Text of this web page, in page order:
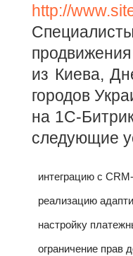
http://
из Киева,
городов
на 1С-
следующие
интеграцию с
реализацию
настройку
ограничение прав